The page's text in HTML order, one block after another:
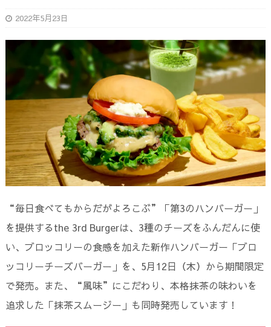
2022年5月23日
“毎日食べてもからだがよろこぶ”「第3のハンバーガー」
を提供するthe 3rd Burgerは、3種のチーズをふんだんに使
い、ブロッコリーの食感を加えた新作ハンバーガー「ブロ
ッコリーチーズバーガー」を、5月12日（木）から期間限定
で発売。また、“風味”にこだわり、本格抹茶の味わいを
追求した「抹茶スムージー」も同時発売しています！